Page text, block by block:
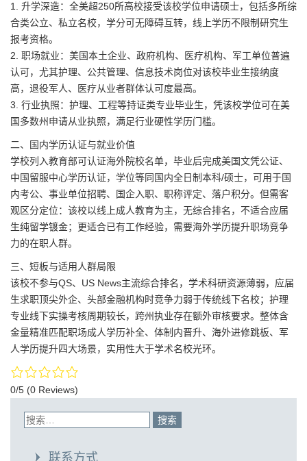
1. 升学深造：全美超250所高校接受该校学位申请硕士，包括多所综
合类公立、私立名校，学分可无障碍互转，线上学历不限制研究生
报考资格。
2. 职场就业：美国本土企业、政府机构、医疗机构、军工单位普遍
认可，尤其护理、公共管理、信息技术岗位对该校毕业生接纳度
高，退役军人、医疗从业者群体认可度最高。
3. 行业执照：护理、工程等持证类专业毕业生，凭该校学位可在美
国多数州申请从业执照，满足行业硬性学历门槛。
二、国内学历认证与就业价值
学校列入教育部可认证海外院校名单，毕业后完成美国文凭公证、
中国留服中心学历认证，学位等同国内全日制本科/硕士，可用于国
内考公、事业单位招聘、国企入职、职称评定、落户积分。但需客
观区分定位：该校以线上成人教育为主，无综合排名，不适合应届
生纯留学镀金；更适合已有工作经验，需要海外学历提升职场竞争
力的在职人群。
三、短板与适用人群局限
该校不参与QS、US News主流综合排名，学术科研资源薄弱，应届
生求职顶尖外企、头部金融机构时竞争力弱于传统线下名校；护理
专业线下实操考核周期较长，跨州执业存在额外审核要求。整体含
金量精准匹配职场成人学历补全、体制内晋升、海外进修跳板、军
人学历提升四大场景，实用性大于学术名校光环。
0/5 (0 Reviews)
联系方式